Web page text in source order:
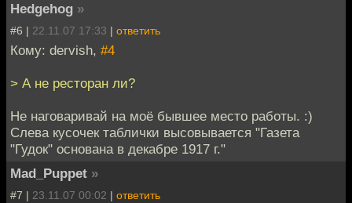
Hedgehog »
#6 | 22.11.07 17:33 | ответить
Кому: dervish, #4
> А не ресторан ли?
Не наговаривай на моё бывшее место работы. :)
Слева кусочек таблички высовывается "Газета
"Гудок" основана в декабре 1917 г."
Mad_Puppet »
#7 | 23.11.07 00:02 | ответить